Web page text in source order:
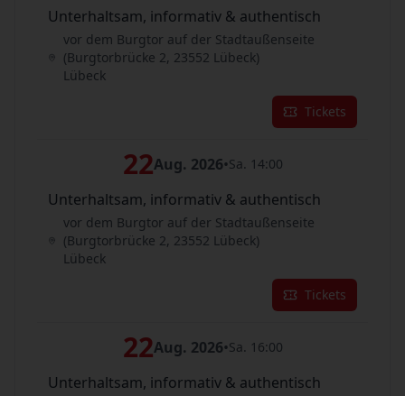
Unterhaltsam, informativ & authentisch
vor dem Burgtor auf der Stadtaußenseite
(Burgtorbrücke 2, 23552 Lübeck)
Lübeck
Tickets
22Aug. 2026•Sa. 14:00
Unterhaltsam, informativ & authentisch
vor dem Burgtor auf der Stadtaußenseite
(Burgtorbrücke 2, 23552 Lübeck)
Lübeck
Tickets
22Aug. 2026•Sa. 16:00
Unterhaltsam, informativ & authentisch